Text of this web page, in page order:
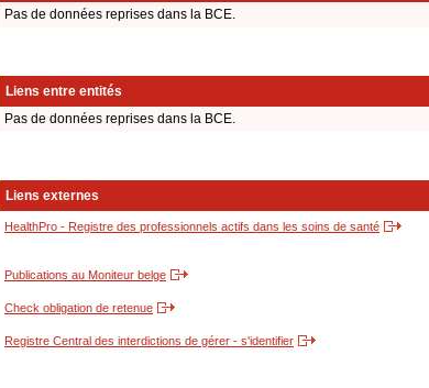
Pas de données reprises dans la BCE.
Liens entre entités
Pas de données reprises dans la BCE.
Liens externes
HealthPro - Registre des professionnels actifs dans les soins de santé
Publications au Moniteur belge
Check obligation de retenue
Registre Central des interdictions de gérer - s'identifier